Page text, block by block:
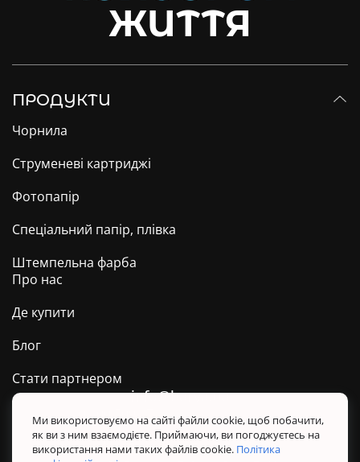
ЖИТТЯ
ПРОДУКТИ
Чорнила
Струменеві картриджі
Фотопапір
Спеціальний папір, плівка
Штемпельна фарба
Про нас
Де купити
Блог
Стати партнером
Техпідтримка ТМ BARVA
Політика конфіденційності
info@barva.ua
Ми використовуємо на сайті файли cookie, щоб побачити,
як ви з ним взаємодієте. Приймаючи, ви погоджуєтесь на
використання нами таких файлів cookie. Політика